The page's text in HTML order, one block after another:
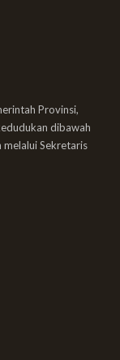
Provinsi,
dibawah
melalui Sekretaris